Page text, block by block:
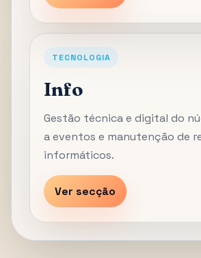
TECNOLOGIA
Info
Gestão técnica e digital do
a eventos e manutenção de
informáticos.
Ver secção